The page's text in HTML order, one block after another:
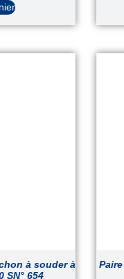
à souder à
SN° 654